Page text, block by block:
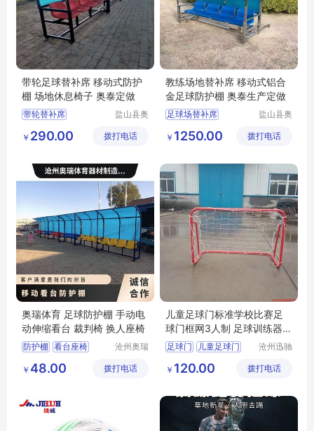
带轮足球替补席 移动式防护
棚 场地休息椅子 奥泰定做
带轮替补席
足球场地休息椅子
教练替补席
盐山县奥
材厂
￥ 290.00 拨打电话
教练场地替补席 移动式铝合
金足球防护棚 奥泰生产定做
足球场替补席
教练场地替补席
足球防护棚
盐山县奥
材厂
￥ 1250.00 拨打电话
奥瑞体育 足球防护棚 手动电
动伸缩看台 裁判椅 换人座椅
防护棚 看台座椅
足球替补席
沧州奥瑞
制造有限
￥ 48.00 拨打电话
儿童足球门标准学校比赛足
球门框网3人制 足球训练器材
1.2X0.8米
足球门
儿童足球门
少儿足球门
沧州迅驰
有限公司
￥ 120.00 拨打电话